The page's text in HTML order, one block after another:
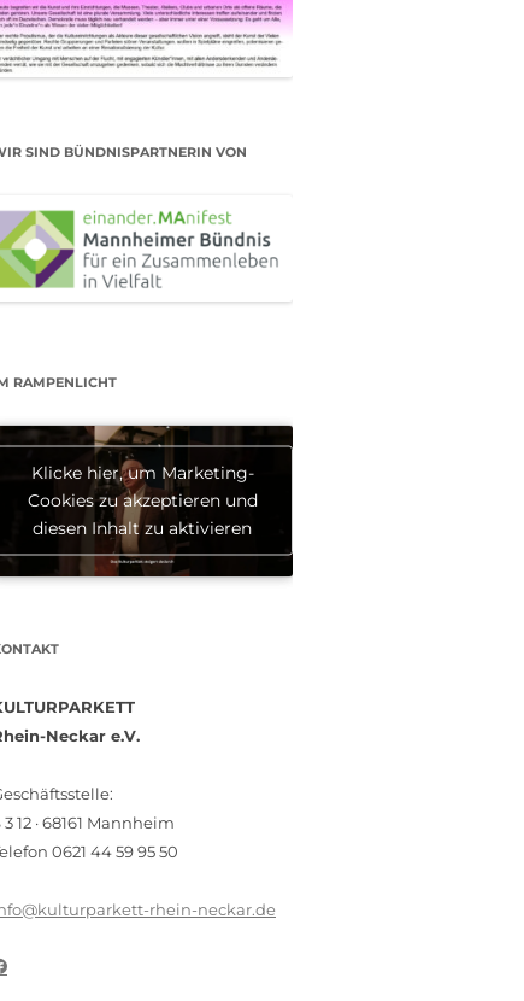
SIND BÜNDNISPARTNERIN VON
RAMPENLICHT
Klicke hier, um Marketing-
Cookies zu akzeptieren und
diesen Inhalt zu aktivieren
Neckar e.V.
3 12 · 68161 Mannheim
0621 44 59 95 50
rhein-neckar.de